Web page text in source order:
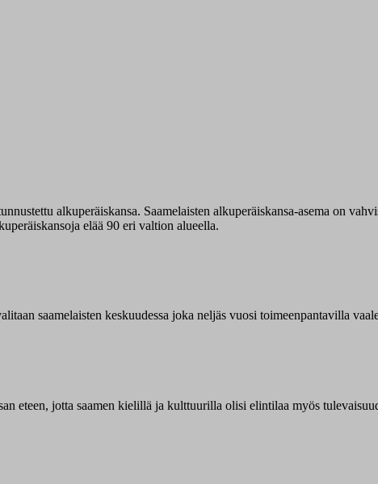
alkuperäiskansa. Saamelaisten alkuperäiskansa-asema on
elää 90 eri valtion alueella.
saamelaisten keskuudessa joka neljäs vuosi toimeenpantavilla
eteen, jotta saamen kielillä ja kulttuurilla olisi elintilaa myös